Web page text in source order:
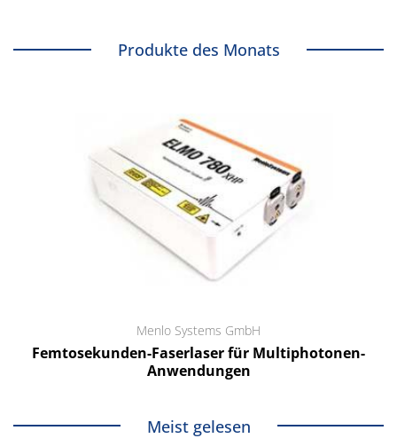
Produkte des Monats
Menlo Systems GmbH
Femtosekunden-Faserlaser für Multiphotonen-
Anwendungen
Meist gelesen